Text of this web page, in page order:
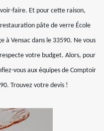
faire. Et pour cette raison,
pâte de verre École
Vensac dans le 33590. Ne vous
votre budget. Alors, pour
vous aux équipes de Comptoir
Trouvez votre devis !